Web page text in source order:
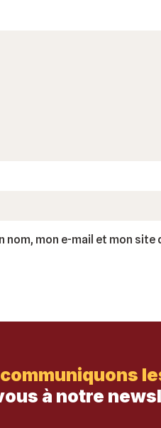
nom, mon e-mail et mon
à notre